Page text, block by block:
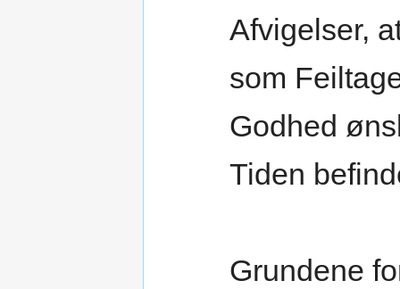
Afvigelser,
som
Godhed
Tiden
Grundene